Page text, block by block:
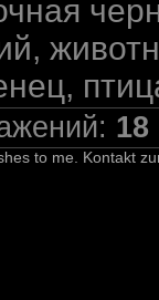
18
to me. Kontakt